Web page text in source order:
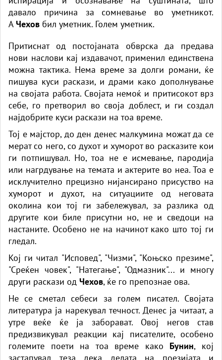
давало причина за сомневање во уметникот.
А Чехов бил уметник. Голем уметник.
Притиснат од постојаната обврска да предава
нови наслови кај издавачот, применил единствена
можна тактика. Нема време за долги романи, ќе
пишува куси раскази, и драми како дополнување
на својата работа. Својата немоќ и притисокот врз
себе, го претворил во своја доблест, и ги создал
најдобрите куси раскази на тоа време.
Тој е мајстор, до ден денес малкумина можат да се
мерат со него, со духот и хуморот во расказите кои
ги потпишувал. Но, тоа не е исмевање, пародија
или нагрдување на темата и актерите во неа. Тоа е
исклучително прецизно нијансирано присуство на
хуморот и духот, на ситуациите од неговата
околина кои тој ги забележувал, за разлика од
другите кои биле присутни но, не и сведоци на
настаните. Особено не на начинот како што тој ги
гледал.
Кој ги читал "Исповед", "Чизми", "Коњско презиме",
"Среќен човек", "Натегање", "Одмазник"... и многу
други раскази од Чехов, ќе го препознае ова.
Не се сметал себеси за голем писател. Својата
литература ја нарекувал течност. Денес ја читаат, а
утре веќе ќе ја заборават. Овој негов став
предизвикувал реакции кај писателите, особено
големите поети на тоа време како Бунин, кој
застапувал теза дека делата на поезијата и